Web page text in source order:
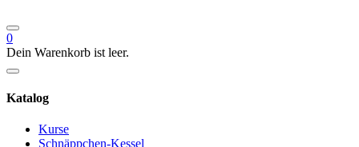
0
Dein Warenkorb ist leer.
Katalog
Kurse
Schnäppchen-Kessel